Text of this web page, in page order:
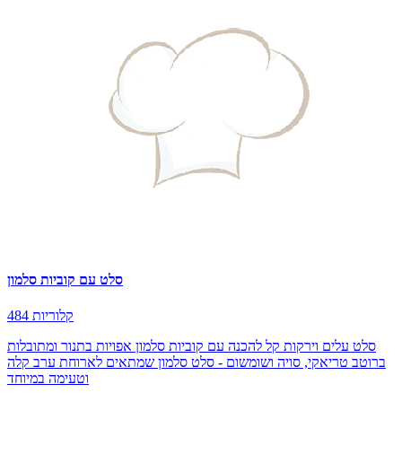
סלט עם קוביות סלמון
484 קלוריות
סלט עלים וירקות קל להכנה עם קוביות סלמון אפויות בתנור ומתובלות
ברוטב טריאקי, סויה ושומשום - סלט סלמון שמתאים לארוחת ערב קלה
וטעימה במיוחד